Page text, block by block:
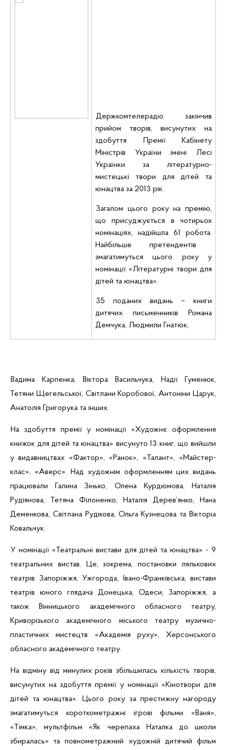
Держкомтелерадіо закінчив
прийом творів, висунутих на
здобуття Премії Кабінету
Міністрів України імені Лесі
Українки за літературно-
мистецькі твори для дітей та
юнацтва за 2013 рік.
Загалом цього року на премію,
що присуджується в чотирьох
номінаціях, надійшла 61 робота.
Найбільше претендентів
змагатимуться цього року у
номінації «Літературні твори для
дітей та юнацтва».
35 поданих видань – книги
дитячих письменників Романа
Демчука, Людмили Гнатюк,
Вадима Карпенка, Віктора Васильчука, Надії Гуменюк,
Тетяни Щегельської, Світлани Коробової, Антоніни Царук,
Анатолія
Григорука та інших.
На здобуття премії у номінації «Художнє оформлення
книжок для дітей та юнацтва» висунуто 13 книг, що вийшли
у видавництвах «Фактор», «Ранок», «Талант», «Майстер-
клас», «Аверс». Над художнім оформленням цих видань
працювали Галина Зінько, Олена
Курдюмова, Наталія
Рудіянова, Тетяна Філоненко, Наталія Дерев’янко,
Нана
Деменкова, Світлана Рудікова, Ольга Кузнецова та Вікторіа
Ковальчук.
У номінації «Театральні вистави для дітей та юнацтва» - 9
театральних вистав. Це, зокрема, постановки лялькових
театрів Запоріжжя, Ужгорода, Івано-Франківська, вистави
театрів юного глядача Донецька, Одеси, Запоріжжя, а
також Вінницького академічного обласного театру,
Криворізького академічного міського театру музично-
пластичних мистецтв «Академія руху», Херсонського
обласного академічного театру.
На відміну від минулих років збільшилась кількість творів,
висунутих на здобуття премії у номінації «Кінотвори для
дітей та юнацтва». Цього року за престижну нагороду
змагатимуться короткометражні ігрові фільми «Ваня»,
« Тімка», мультфільм «Як черепаха Наталка до школи
збиралась» та повнометражний художній дитячий фільм